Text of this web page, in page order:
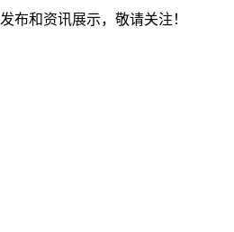
布和资讯展示，敬请关注！